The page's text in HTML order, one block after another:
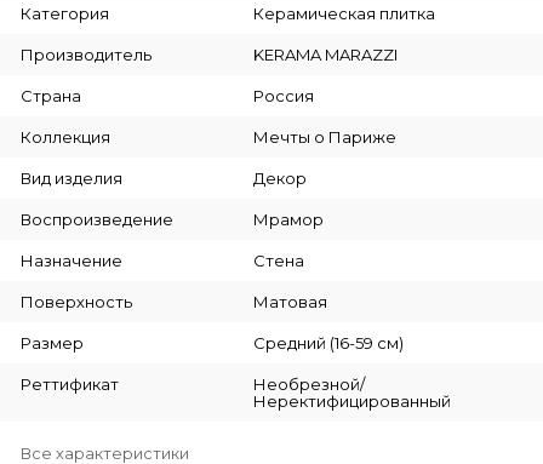
Категория Керамическая плитка
Производитель KERAMA MARAZZI
Страна Россия
Коллекция Мечты о Париже
Вид изделия Декор
Воспроизведение Мрамор
Назначение Стена
Поверхность Матовая
Размер Средний (16-59 см)
Реттификат
Необрезной/
Неректифицированный
Все характеристики